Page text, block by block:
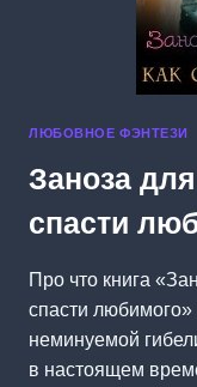
ЛЮБОВНОЕ ФЭНТЕЗИ
Заноза
спасти
Про что книга
спасти
неминуемой
в настоящем